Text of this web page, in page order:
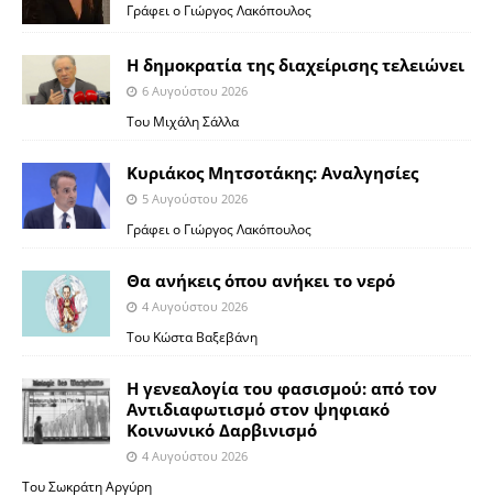
Γράφει ο Γιώργος Λακόπουλος
Η δημοκρατία της διαχείρισης τελειώνει
6 Αυγούστου 2026
Του Μιχάλη Σάλλα
Κυριάκος Μητσοτάκης: Αναλγησίες
5 Αυγούστου 2026
Γράφει ο Γιώργος Λακόπουλος
Θα ανήκεις όπου ανήκει το νερό
4 Αυγούστου 2026
Του Κώστα Βαξεβάνη
Η γενεαλογία του φασισμού: από τον
Αντιδιαφωτισμό στον ψηφιακό
Κοινωνικό Δαρβινισμό
4 Αυγούστου 2026
Του Σωκράτη Αργύρη